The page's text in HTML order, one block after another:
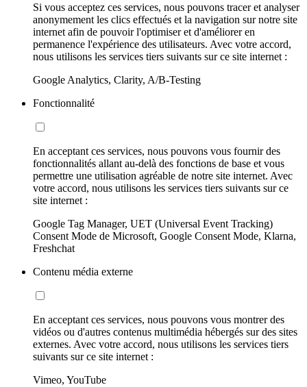
Si vous acceptez ces services, nous pouvons tracer et analyser
anonymement les clics effectués et la navigation sur notre site
internet afin de pouvoir l'optimiser et d'améliorer en
permanence l'expérience des utilisateurs. Avec votre accord,
nous utilisons les services tiers suivants sur ce site internet :
Google Analytics, Clarity, A/B-Testing
Fonctionnalité
En acceptant ces services, nous pouvons vous fournir des
fonctionnalités allant au-delà des fonctions de base et vous
permettre une utilisation agréable de notre site internet. Avec
votre accord, nous utilisons les services tiers suivants sur ce
site internet :
Google Tag Manager, UET (Universal Event Tracking)
Consent Mode de Microsoft, Google Consent Mode, Klarna,
Freshchat
Contenu média externe
En acceptant ces services, nous pouvons vous montrer des
vidéos ou d'autres contenus multimédia hébergés sur des sites
externes. Avec votre accord, nous utilisons les services tiers
suivants sur ce site internet :
Vimeo, YouTube